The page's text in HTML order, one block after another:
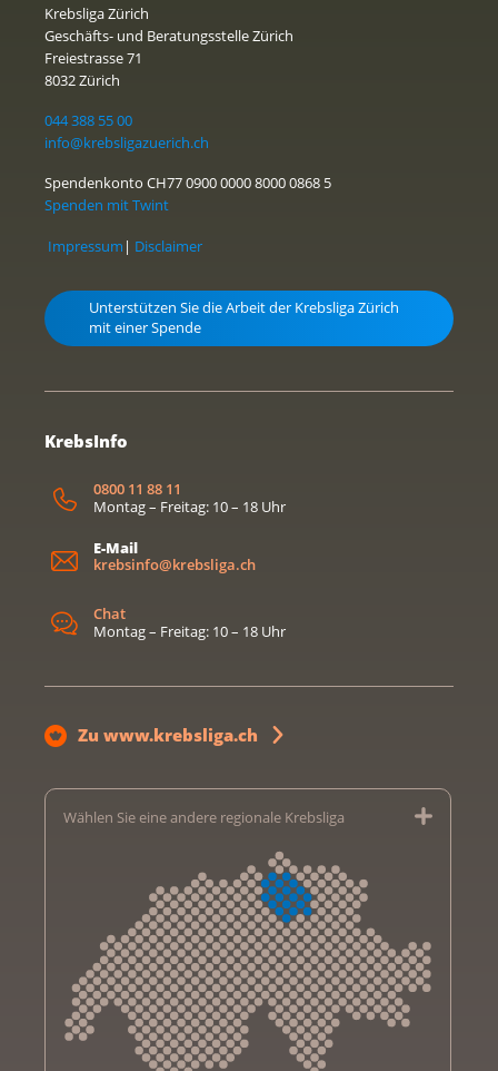
Krebsliga Zürich
Geschäfts- und Beratungsstelle Zürich
Freiestrasse 71
8032 Zürich
044 388 55 00
info@krebsligazuerich.ch
Spendenkonto CH77 0900 0000 8000 0868 5
Spenden mit Twint
Impressum | Disclaimer
Unterstützen Sie die Arbeit der Krebsliga Zürich
mit einer Spende
KrebsInfo
0800 11 88 11
Montag – Freitag: 10 – 18 Uhr
E-Mail
krebsinfo@krebsliga.ch
Chat
Montag – Freitag: 10 – 18 Uhr
Zu www.krebsliga.ch
Wählen Sie eine andere regionale Krebsliga